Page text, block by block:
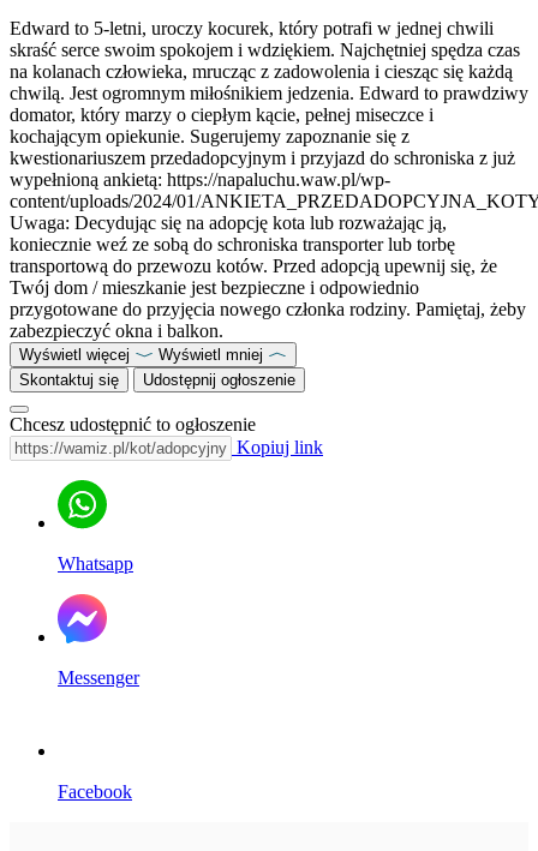
Edward to 5-letni, uroczy kocurek, który potrafi w jednej chwili
skraść serce swoim spokojem i wdziękiem. Najchętniej spędza czas
na kolanach człowieka, mrucząc z zadowolenia i ciesząc się każdą
chwilą. Jest ogromnym miłośnikiem jedzenia. Edward to prawdziwy
domator, który marzy o ciepłym kącie, pełnej miseczce i
kochającym opiekunie. Sugerujemy zapoznanie się z
kwestionariuszem przedadopcyjnym i przyjazd do schroniska z już
wypełnioną ankietą: https://napaluchu.waw.pl/wp-
content/uploads/2024/01/
Uwaga: Decydując się na adopcję kota lub rozważając ją,
koniecznie weź ze sobą do schroniska transporter lub torbę
transportową do przewozu kotów. Przed adopcją upewnij się, że
Twój dom / mieszkanie jest bezpieczne i odpowiednio
przygotowane do przyjęcia nowego członka rodziny. Pamiętaj, żeby
zabezpieczyć okna i balkon.
Wyświetl więcej
Wyświetl mniej
Skontaktuj się
Udostępnij ogłoszenie
Chcesz udostępnić to ogłoszenie
Kopiuj link
Whatsapp
Messenger
Facebook